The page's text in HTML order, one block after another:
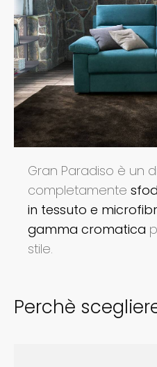
Gran Paradiso è un
completamente
in tessuto e
gamma cromatica
stile.
Perchè